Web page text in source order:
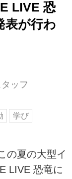
LIVE 恐
表が行わ
ッフ
学び
の夏の大型イ
LIVE 恐竜に